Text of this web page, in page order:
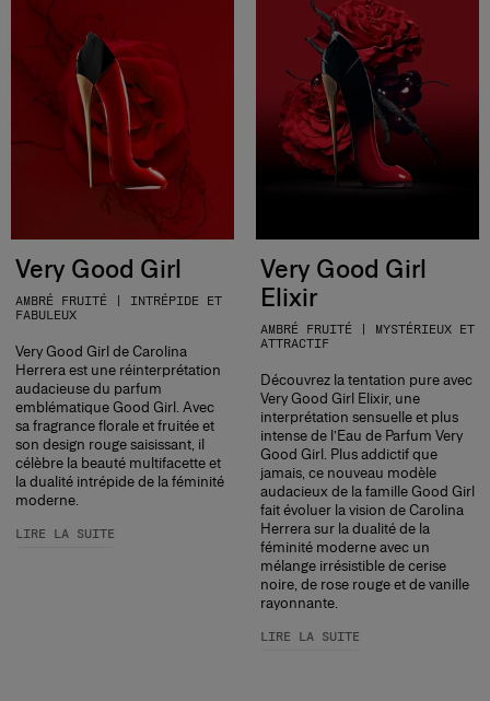
Very Good Girl
AMBRÉ FRUITÉ | INTRÉPIDE ET
FABULEUX
Very Good Girl de Carolina
Herrera est une réinterprétation
audacieuse du parfum
emblématique Good Girl. Avec
sa fragrance florale et fruitée et
son design rouge saisissant, il
célèbre la beauté multifacette et
la dualité intrépide de la féminité
moderne.
LIRE LA SUITE
Very Good Girl
Elixir
AMBRÉ FRUITÉ | MYSTÉRIEUX ET
ATTRACTIF
Découvrez la tentation pure avec
Very Good Girl Elixir, une
interprétation sensuelle et plus
intense de l’Eau de Parfum Very
Good Girl. Plus addictif que
jamais, ce nouveau modèle
audacieux de la famille Good Girl
fait évoluer la vision de Carolina
Herrera sur la dualité de la
féminité moderne avec un
mélange irrésistible de cerise
noire, de rose rouge et de vanille
rayonnante.
LIRE LA SUITE